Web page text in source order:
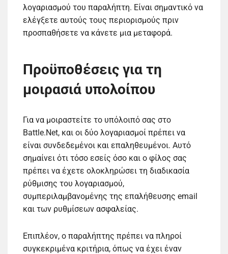
λογαριασμού του παραλήπτη. Είναι σημαντικό να
ελέγξετε αυτούς τους περιορισμούς πριν
προσπαθήσετε να κάνετε μια μεταφορά.
Προϋποθέσεις για τη
μοιρασιά υπολοίπου
Για να μοιραστείτε το υπόλοιπό σας στο
Battle.Net, και οι δύο λογαριασμοί πρέπει να
είναι συνδεδεμένοι και επαληθευμένοι. Αυτό
σημαίνει ότι τόσο εσείς όσο και ο φίλος σας
πρέπει να έχετε ολοκληρώσει τη διαδικασία
ρύθμισης του λογαριασμού,
συμπεριλαμβανομένης της επαλήθευσης email
και των ρυθμίσεων ασφαλείας.
Επιπλέον, ο παραλήπτης πρέπει να πληροί
συγκεκριμένα κριτήρια, όπως να έχει έναν